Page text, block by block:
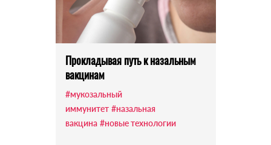
Прокладывая путь к назальным
вакцинам
#мукозальный
иммунитет #назальная
вакцина #новые технологии